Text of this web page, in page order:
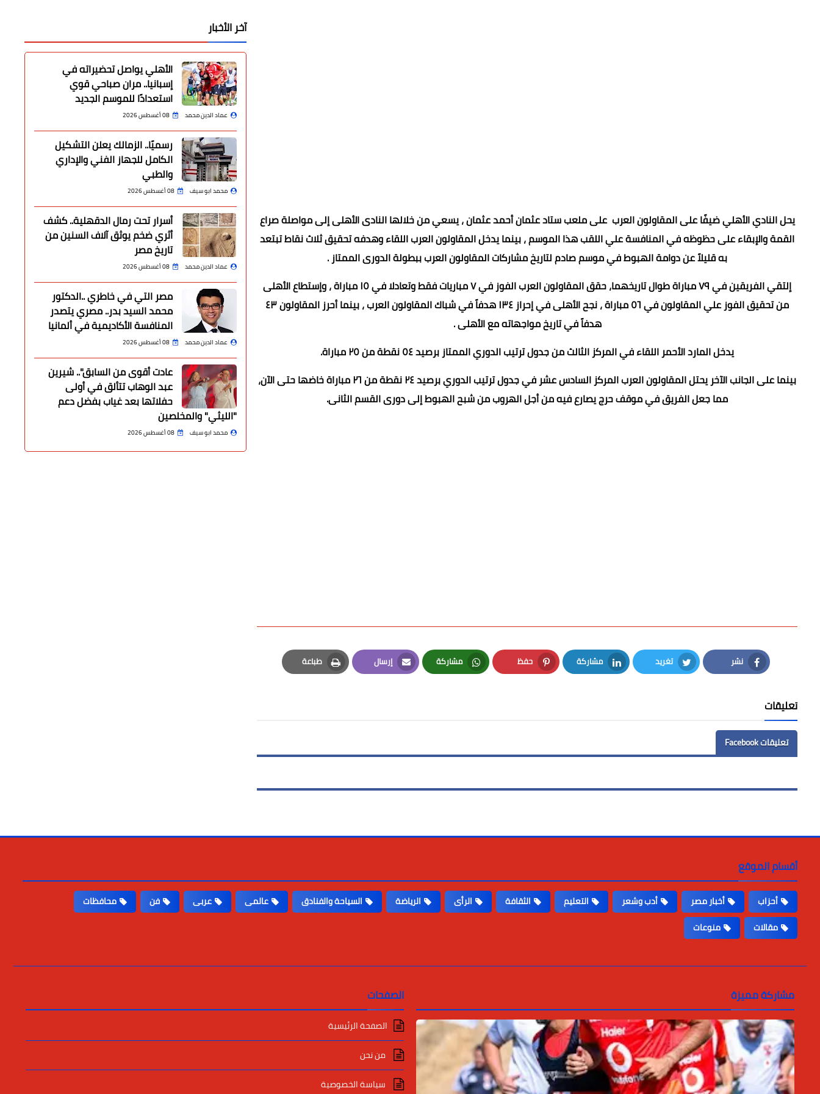
يحل النادي الأهلي ضيفًا على المقاولون العرب على ملعب ستاد عثمان أحمد عثمان ، يسعي من خلالها النادى الأهلى إلى مواصلة صراع
القمة والإبقاء على حظوظه في المنافسة علي اللقب هذا الموسم ، بينما يدخل المقاولون العرب اللقاء وهدفه تحقيق ثلاث نقاط تبتعد
به قليلاً عن دوامة الهبوط في موسم صادم لتاريخ مشاركات المقاولون العرب ببطولة الدورى الممتاز .
إلتقي الفريقين في ٧٩ مباراة طوال تاريخهما، حقق المقاولون العرب الفوز في ٧ مباريات فقط وتعادلا في ١٥ مباراة ، وإستطاع الأهلى
من تحقيق الفوز علي المقاولون في ٥٦ مباراة ، نجح الأهلى في إحراز ١٣٤ هدفاً في شباك المقاولون العرب ، بينما أحرز المقاولون ٤٣
هدفاً في تاريخ مواجهاته مع الأهلى .
يدخل المارد الأحمر اللقاء في المركز الثالث من جدول ترتيب الدوري الممتاز برصيد ٥٤ نقطة من ٢٥ مباراة.
بينما على الجانب الآخر يحتل المقاولون العرب المركز السادس عشر في جدول ترتيب الدوري برصيد ٢٤ نقطة من ٢٦ مباراة خاضها حتى الآن،
مما جعل الفريق في موقف حرج يصارع فيه من أجل الهروب من شبح الهبوط إلى دورى القسم الثانى.
نشر
Facebook
تغريد
Twitter
مشاركة
LinkedIn
حفظ
Pinterest
مشاركة
Whatsapp
إرسال
Email
طباعة
Print
تعليقات
تعليقات Facebook
آخر الأخبار
الأهلي يواصل تحضيراته في
إسبانيا.. مران صباحي قوي
استعدادًا للموسم الجديد
عماد الدين محمد 08 أغسطس 2026
رسميًا.. الزمالك يعلن التشكيل
الكامل للجهاز الفني والإداري
والطبي
محمد ابو سيف 08 أغسطس 2026
أسرار تحت رمال الدقهلية.. كشف
أثري ضخم يوثق آلاف السنين من
تاريخ مصر
عماد الدين محمد 08 أغسطس 2026
مصر التي في خاطري ..الدكتور
محمد السيد بدر.. مصري يتصدر
المنافسة الأكاديمية في ألمانيا
عماد الدين محمد 08 أغسطس 2026
عادت أقوى من السابق".. شيرين
عبد الوهاب تتألق في أولى
حفلاتها بعد غياب بفضل دعم
"الليثي" والمخلصين
محمد ابو سيف 08 أغسطس 2026
أقسام الموقع
أحزاب أخبار مصر أدب وشعر التعليم الثقافة الرأى الرياضة السياحة والفنادق عالمى عربى فن
محافظات
مقالات
منوعات
مشاركة مميزة الصفحات
الصفحة الرئيسية
من نحن
سياسة الخصوصية